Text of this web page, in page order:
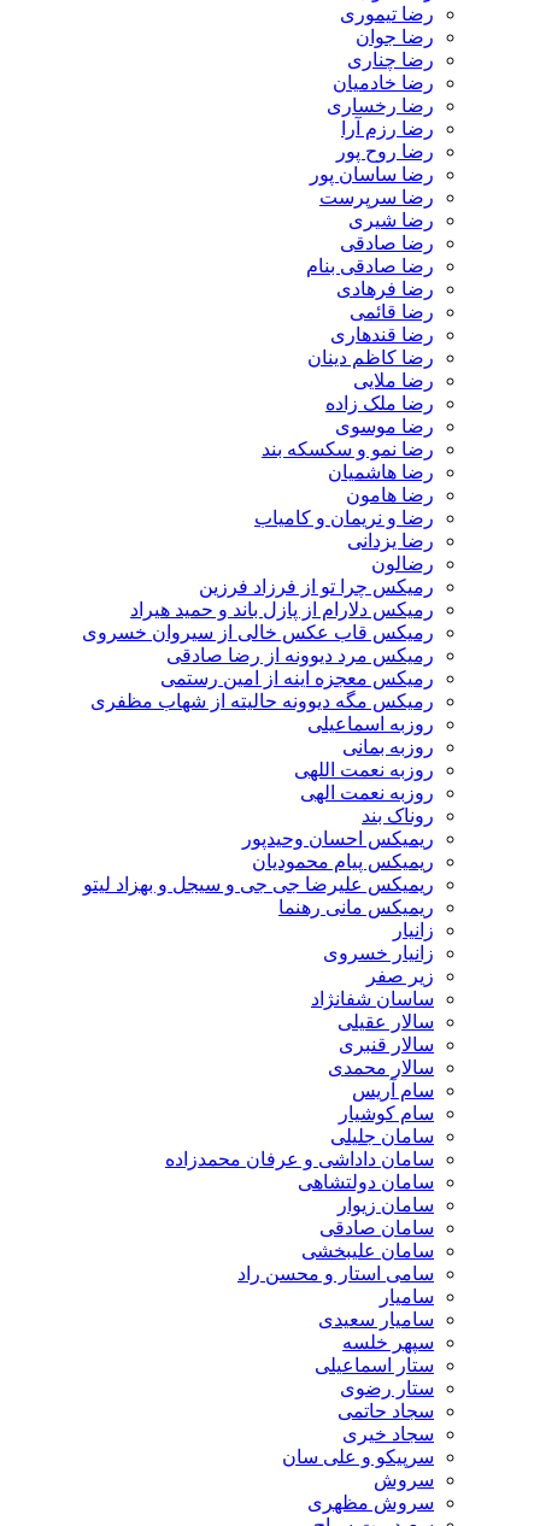
رضا تیموری
رضا جوان
رضا چناری
رضا خادمیان
رضا رخساری
رضا رزم آرا
رضا روح پور
رضا ساسان پور
رضا سرپرست
رضا شیری
رضا صادقی
رضا صادقی بنام
رضا فرهادی
رضا قائمی
رضا قندهاری
رضا کاظم دینان
رضا ملایی
رضا ملک زاده
رضا موسوی
رضا نمو و سکسکه بند
رضا هاشمیان
رضا هامون
رضا و نریمان و کامیاب
رضا یزدانی
رضالون
رمیکس چرا تو از فرزاد فرزین
رمیکس دلارام از پازل باند و حمید هیراد
رمیکس قاب عکس خالی از سیروان خسروی
رمیکس مرد دیوونه از رضا صادقی
رمیکس معجزه اینه از امین رستمی
رمیکس مگه دیوونه حالیته از شهاب مظفری
روزبه اسماعیلی
روزبه بمانی
روزبه نعمت اللهی
روزبه نعمت الهی
روناک بند
ریمیکس احسان وحیدپور
ریمیکس پیام محمودیان
ریمیکس علیرضا جی جی و سیجل و بهزاد لیتو
ریمیکس مانی رهنما
زانیار
زانیار خسروی
زیر صفر
ساسان شفانژاد
سالار عقیلی
سالار قنبری
سالار محمدی
سام آریس
سام کوشیار
سامان جلیلی
سامان داداشی و عرفان محمدزاده
سامان دولتشاهی
سامان زیوار
سامان صادقی
سامان علیبخشی
سامی استار و محسن راد
سامیار
سامیار سعیدی
سپهر خلسه
ستار اسماعیلی
ستار رضوی
سجاد حاتمی
سجاد خیری
سرپیکو و علی سان
سروش
سروش مظهری